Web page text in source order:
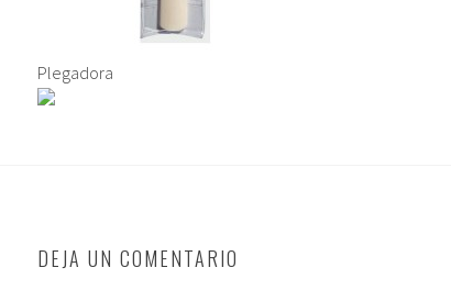
Plegadora
DEJA UN COMENTARIO